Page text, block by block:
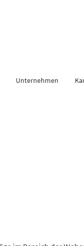
Unternehmen